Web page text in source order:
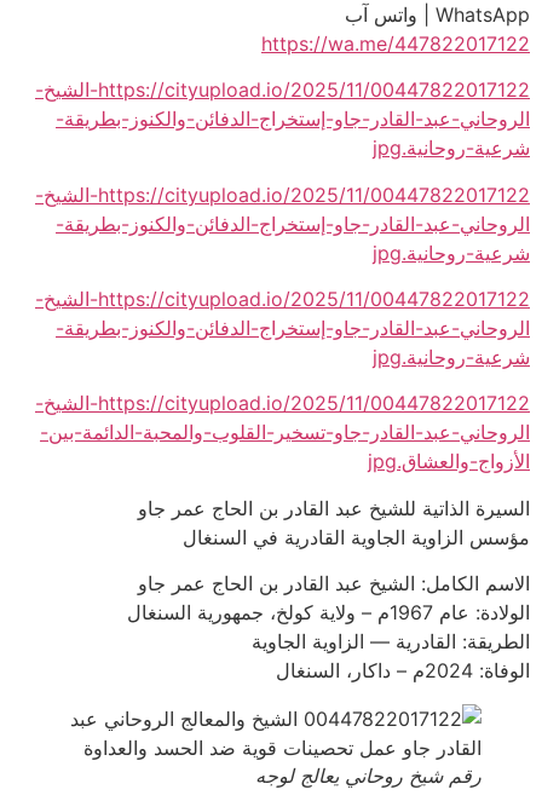
WhatsApp | واتس آب
https://wa.me/447822017122
https://cityupload.io/2025/11/00447822017122-الشيخ-
الروحاني-عبد-القادر-جاو-إستخراج-الدفائن-والكنوز-بطريقة-
شرعية-روحانية.jpg
https://cityupload.io/2025/11/00447822017122-الشيخ-
الروحاني-عبد-القادر-جاو-إستخراج-الدفائن-والكنوز-بطريقة-
شرعية-روحانية.jpg
https://cityupload.io/2025/11/00447822017122-الشيخ-
الروحاني-عبد-القادر-جاو-إستخراج-الدفائن-والكنوز-بطريقة-
شرعية-روحانية.jpg
https://cityupload.io/2025/11/00447822017122-الشيخ-
الروحاني-عبد-القادر-جاو-تسخير-القلوب-والمحبة-الدائمة-بين-
الأزواج-والعشاق.jpg
السيرة الذاتية للشيخ عبد القادر بن الحاج عمر جاو
مؤسس الزاوية الجاوية القادرية في السنغال
الاسم الكامل: الشيخ عبد القادر بن الحاج عمر جاو
الولادة: عام 1967م – ولاية كولخ، جمهورية السنغال
الطريقة: القادرية — الزاوية الجاوية
الوفاة: 2024م – داكار، السنغال
رقم شيخ روحاني يعالج لوجه